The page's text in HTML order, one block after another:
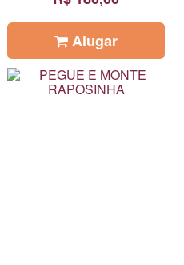
Alugar